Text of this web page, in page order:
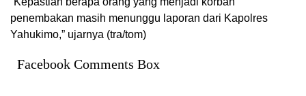
penembakan masih menunggu laporan dari Kapolres
Yahukimo,” ujarnya (tra/tom)
Facebook Comments Box